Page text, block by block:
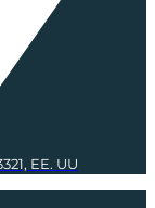
EE. UU